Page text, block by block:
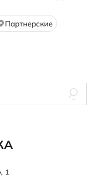
Партнерские
1